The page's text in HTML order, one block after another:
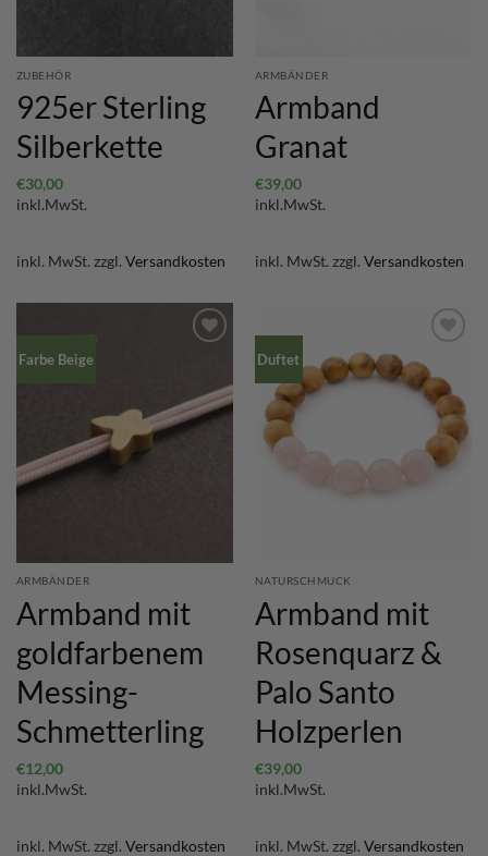
ZUBEHÖR
925er Sterling
Silberkette
€30,00
inkl.MwSt.
inkl. MwSt. zzgl. Versandkosten
ARMBÄNDER
Armband
Granat
€39,00
inkl.MwSt.
inkl. MwSt. zzgl. Versandkosten
Farbe Beige
ARMBÄNDER
Armband mit
goldfarbenem
Messing-
Schmetterling
€12,00
inkl.MwSt.
inkl. MwSt. zzgl. Versandkosten
Duftet
NATURSCHMUCK
Armband mit
Rosenquarz &
Palo Santo
Holzperlen
€39,00
inkl.MwSt.
inkl. MwSt. zzgl. Versandkosten